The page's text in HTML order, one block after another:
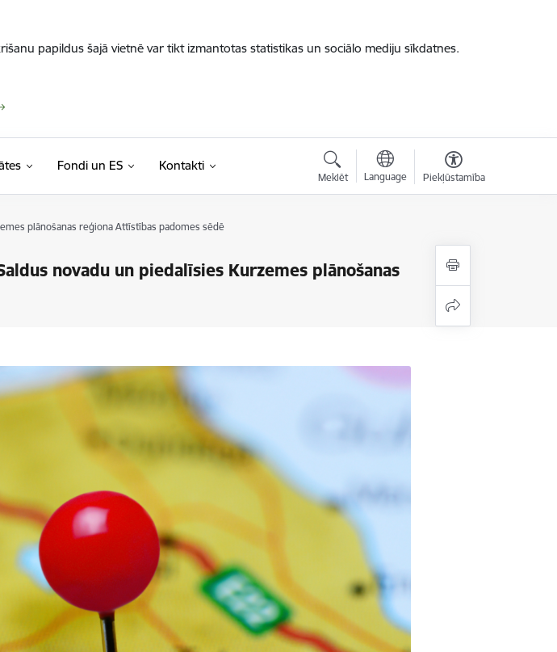
papildus šajā vietnē var tikt izmantotas statistikas un sociālo mediju sīkdatnes.
Fondi un ES Kontakti
Meklēt Language Piekļūstamība
plānošanas reģiona Attīstības padomes sēdē
novadu un piedalīsies Kurzemes plānošanas